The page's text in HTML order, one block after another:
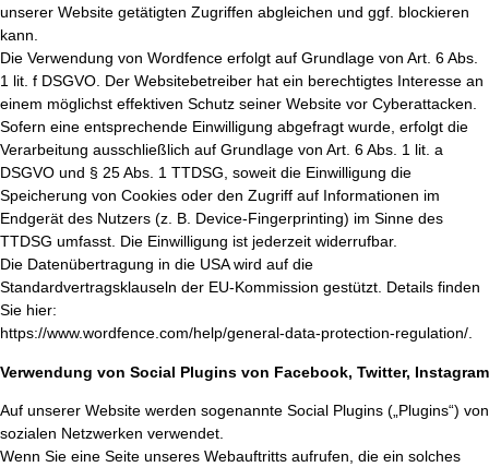
unserer Website getätigten Zugriffen abgleichen und ggf. blockieren
kann.
Die Verwendung von Wordfence erfolgt auf Grundlage von Art. 6 Abs.
1 lit. f DSGVO. Der Websitebetreiber hat ein berechtigtes Interesse an
einem möglichst effektiven Schutz seiner Website vor Cyberattacken.
Sofern eine entsprechende Einwilligung abgefragt wurde, erfolgt die
Verarbeitung ausschließlich auf Grundlage von Art. 6 Abs. 1 lit. a
DSGVO und § 25 Abs. 1 TTDSG, soweit die Einwilligung die
Speicherung von Cookies oder den Zugriff auf Informationen im
Endgerät des Nutzers (z. B. Device-Fingerprinting) im Sinne des
TTDSG umfasst. Die Einwilligung ist jederzeit widerrufbar.
Die Datenübertragung in die USA wird auf die
Standardvertragsklauseln der EU-Kommission gestützt. Details finden
Sie hier:
https://www.wordfence.com/help/general-data-protection-regulation/.
Verwendung von Social Plugins von Facebook, Twitter, Instagram
Auf unserer Website werden sogenannte Social Plugins („Plugins“) von
sozialen Netzwerken verwendet.
Wenn Sie eine Seite unseres Webauftritts aufrufen, die ein solches